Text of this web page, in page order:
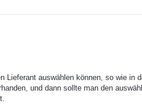
Lieferant auswählen können, so wie in
und dann sollte man den